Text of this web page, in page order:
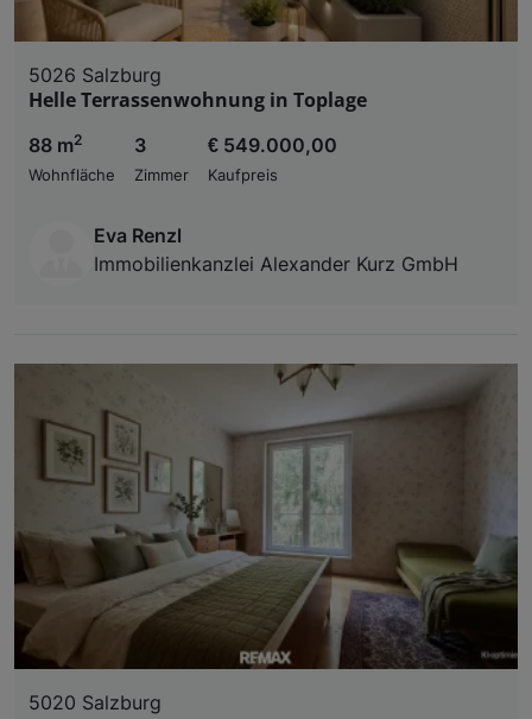
5026 Salzburg
Helle Terrassenwohnung in Toplage
88 m2
Wohnfläche
3
Zimmer
€ 549.000,00
Kaufpreis
Eva Renzl
Immobilienkanzlei Alexander Kurz GmbH
5020 Salzburg